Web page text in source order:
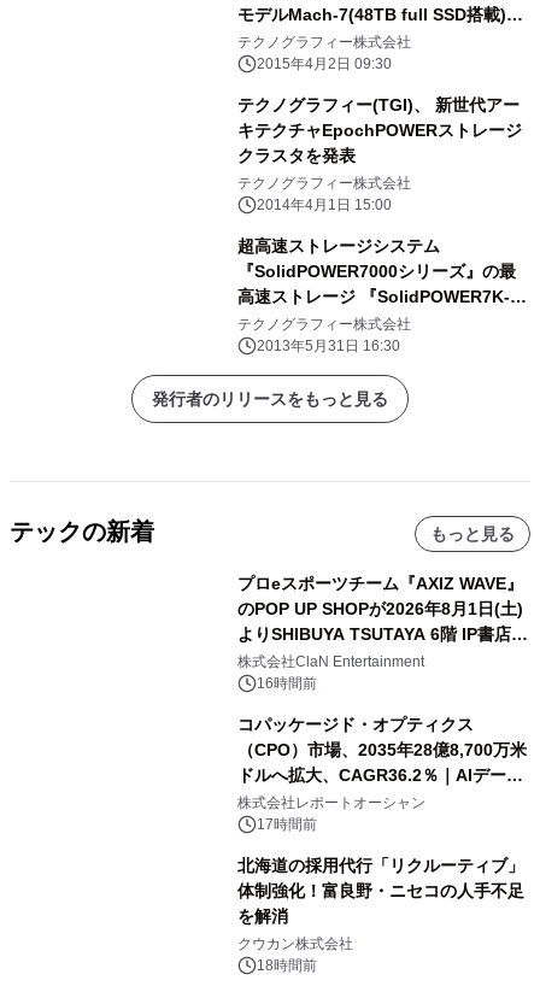
モデルMach-7(48TB full SSD搭載)』
を受注
テクノグラフィー株式会社
2015年4月2日 09:30
テクノグラフィー(TGI)、 新世代アー
キテクチャEpochPOWERストレージ
クラスタを発表
テクノグラフィー株式会社
2014年4月1日 15:00
超高速ストレージシステム
『SolidPOWER7000シリーズ』の最
高速ストレージ 『SolidPOWER7K-
Flash』を6月1日より販売
テクノグラフィー株式会社
2013年5月31日 16:30
発行者のリリースをもっと見る
テックの新着 もっと見る
プロeスポーツチーム『AXIZ WAVE』
のPOP UP SHOPが2026年8月1日(土)
よりSHIBUYA TSUTAYA 6階 IP書店で
開催決定！！
株式会社ClaN Entertainment
16時間前
コパッケージド・オプティクス
（CPO）市場、2035年28億8,700万米
ドルへ拡大、CAGR36.2％｜AIデータ
センター・高速光通信需要が成長を加
速
株式会社レポートオーシャン
17時間前
北海道の採用代行「リクルーティブ」
体制強化！富良野・ニセコの人手不足
を解消
クウカン株式会社
18時間前